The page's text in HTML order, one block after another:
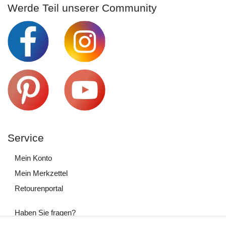
Werde Teil unserer Community
Service
Mein Konto
Mein Merkzettel
Retourenportal
Haben Sie fragen?